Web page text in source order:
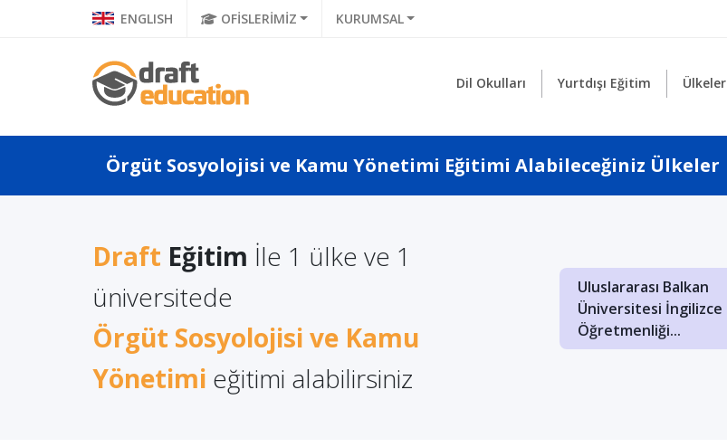
ENGLISH OFİSLERİMİZ KURUMSAL
Dil Okulları Yurtdışı Eğitim Ülkeler
Örgüt Sosyolojisi ve Kamu Yönetimi Eğitimi Alabileceğiniz Ülkeler
Draft Eğitim İle 1 ülke ve 1
üniversitede
Örgüt Sosyolojisi ve Kamu
Yönetimi eğitimi alabilirsiniz
Litvanya'da Yüksek
Lisans Eğitimi Almanın
Avantajları
Uluslararası Balkan
Üniversitesi İngilizce
Öğretmenliği...